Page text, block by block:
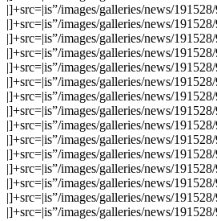
|]+src=|is”/images/galleries/news/
|]+src=|is”/images/galleries/news/
|]+src=|is”/images/galleries/news/
|]+src=|is”/images/galleries/news/
|]+src=|is”/images/galleries/news/
|]+src=|is”/images/galleries/news/
|]+src=|is”/images/galleries/news/
|]+src=|is”/images/galleries/news/
|]+src=|is”/images/galleries/news/
|]+src=|is”/images/galleries/news/
|]+src=|is”/images/galleries/news/
|]+src=|is”/images/galleries/news/
|]+src=|is”/images/galleries/news/
|]+src=|is”/images/galleries/news/
|]+src=|is”/images/galleries/news/